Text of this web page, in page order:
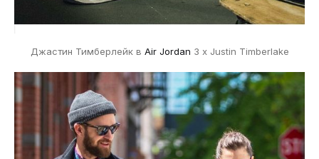
Джастин Тимберлейк в Air Jordan 3 x Justin Timberlake